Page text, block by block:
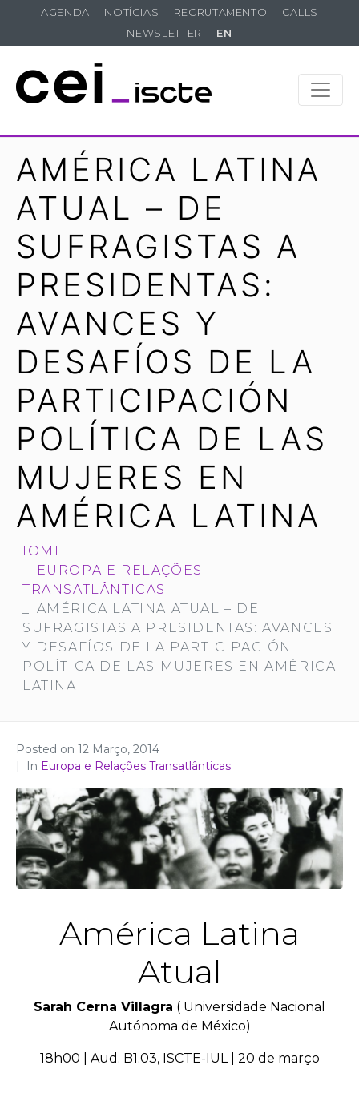
AGENDA NOTÍCIAS RECRUTAMENTO
CALLS
NEWSLETTER
EN
AMÉRICA LATINA
ATUAL – DE
SUFRAGISTAS A
PRESIDENTAS:
AVANCES Y
DESAFÍOS DE LA
PARTICIPACIÓN
POLÍTICA DE LAS
MUJERES EN
AMÉRICA LATINA
HOME
EUROPA E RELAÇÕES
TRANSATLÂNTICAS
AMÉRICA LATINA ATUAL – DE
SUFRAGISTAS A PRESIDENTAS: AVANCES
Y DESAFÍOS DE LA PARTICIPACIÓN
POLÍTICA DE LAS MUJERES EN AMÉRICA
LATINA
Posted on 12 Março, 2014
In Europa e Relações Transatlânticas
América Latina
Atual
Sarah Cerna Villagra ( Universidade Nacional
Autónoma de México)
18h00 | Aud. B1.03, ISCTE-IUL | 20 de março